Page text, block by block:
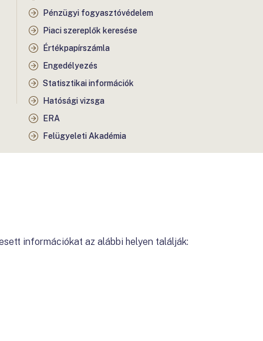
Pénzügyi fogyasztóvédelem
Piaci szereplők keresése
Értékpapírszámla
Engedélyezés
Statisztikai információk
Hatósági vizsga
ERA
Felügyeleti Akadémia
információkat az alábbi helyen találják: